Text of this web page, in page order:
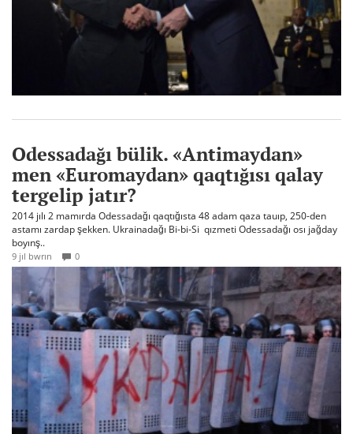
Odessadağı bülik. «Antimaydan»
men «Euromaydan» qaqtığısı qalay
tergelip jatır?
2014 jılı 2 mamırda Odessadağı qaqtığısta 48 adam qaza tauıp, 250-den
astamı zardap şekken. Ukrainadağı Bi-bi-Si qızmeti Odessadağı osı jağday
boyınş..
9 jıl bwrın 0